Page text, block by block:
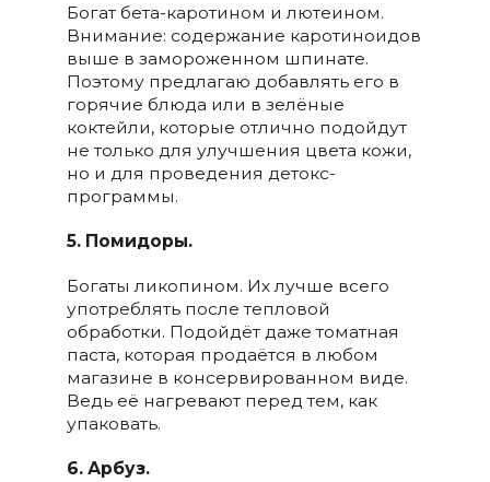
Богат бета-каротином и лютеином.
Внимание: содержание каротиноидов
выше в замороженном шпинате.
Поэтому предлагаю добавлять его в
горячие блюда или в зелёные
коктейли, которые отлично подойдут
не только для улучшения цвета кожи,
но и для проведения детокс-
программы.
5. Помидоры.
Богаты ликопином. Их лучше всего
употреблять после тепловой
обработки. Подойдёт даже томатная
паста, которая продаётся в любом
магазине в консервированном виде.
Ведь её нагревают перед тем, как
упаковать.
6. Арбуз.